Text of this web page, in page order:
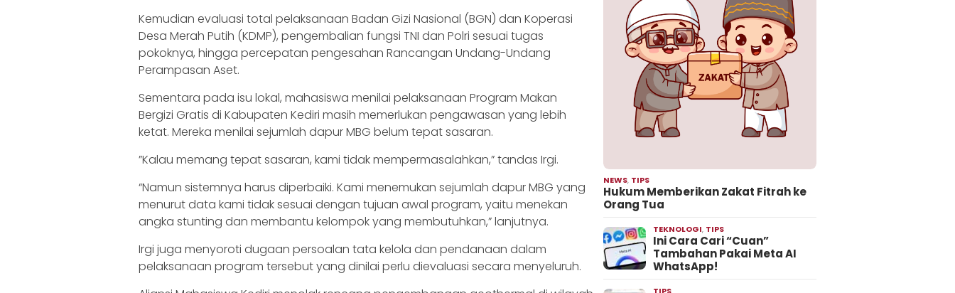
Kemudian evaluasi total pelaksanaan Badan Gizi Nasional (BGN) dan Koperasi
Desa Merah Putih (KDMP), pengembalian fungsi TNI dan Polri sesuai tugas
pokoknya, hingga percepatan pengesahan Rancangan Undang-Undang
Perampasan Aset.
‎‎Sementara pada isu lokal, mahasiswa menilai pelaksanaan Program Makan
Bergizi Gratis di Kabupaten Kediri masih memerlukan pengawasan yang lebih
ketat. Mereka menilai sejumlah dapur MBG belum tepat sasaran.
‎”Kalau memang tepat sasaran, kami tidak mempermasalahkan,” tandas Irgi.
“Namun sistemnya harus diperbaiki. Kami menemukan sejumlah dapur MBG yang
menurut data kami tidak sesuai dengan tujuan awal program, yaitu menekan
angka stunting dan membantu kelompok yang membutuhkan,” lanjutnya.
Irgi juga menyoroti dugaan persoalan tata kelola dan pendanaan dalam
pelaksanaan program tersebut yang dinilai perlu dievaluasi secara menyeluruh.
NEWS, TIPS
Hukum Memberikan Zakat Fitrah ke
Orang Tua
TEKNOLOGI, TIPS
Ini Cara Cari “Cuan”
Tambahan Pakai Meta AI
WhatsApp!